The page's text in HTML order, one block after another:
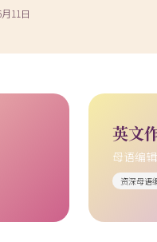
11日
英文
母语编
资深母语